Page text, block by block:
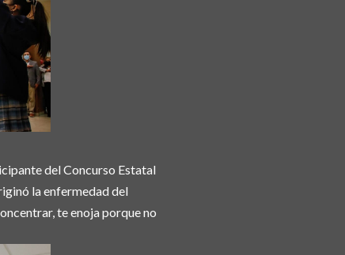
del Concurso Estatal
la enfermedad del
te enoja porque no